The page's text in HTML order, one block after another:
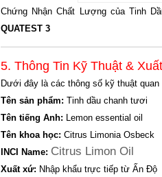
Chứng Nhận Chất Lượng của Tinh
QUATEST 3
5. Thông Tin Kỹ Thuật &
Dưới đây là các thông số kỹ thuật quan
Tên sản phẩm: Tinh dầu chanh tươi
Tên tiếng Anh: Lemon essential oil
Tên khoa học: Citrus Limonia Osbeck
INCI Name: Citrus Limon Oil
Xuất xứ: Nhập khẩu trực tiếp từ Ấn Độ